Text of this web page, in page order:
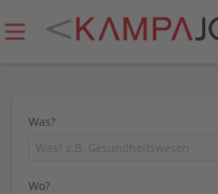
Was?
Wo?